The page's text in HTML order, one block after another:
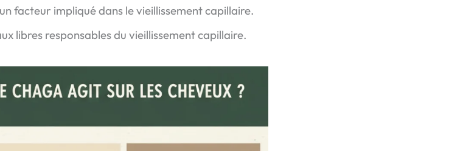
facteur impliqué dans le vieillissement capillaire.
libres responsables du vieillissement capillaire.